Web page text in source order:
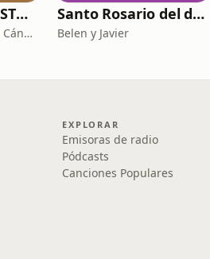
RECORTES DE HISTORIA Y CIENCIA
Fernando Marmaneu Cánovas
Santo Rosario del día. 🙏 Reza con nosotros en castellano 🇪🇸
Belen y Javier
EXPLORAR
Emisoras de radio
Pódcasts
Canciones Populares